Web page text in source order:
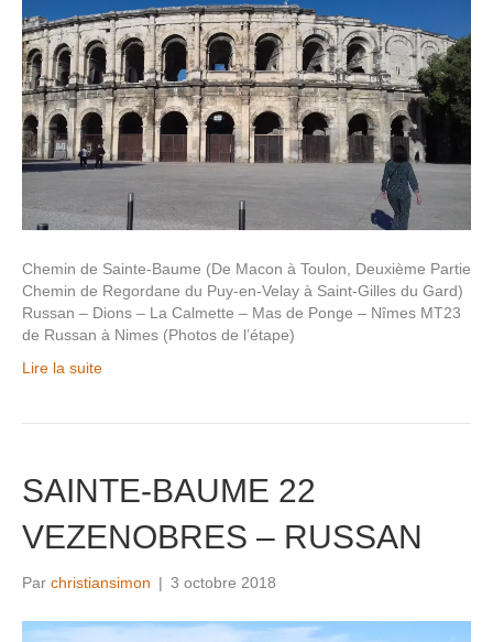
Chemin de Sainte-Baume (De Macon à Toulon, Deuxième Partie
Chemin de Regordane du Puy-en-Velay à Saint-Gilles du Gard)
Russan – Dions – La Calmette – Mas de Ponge – Nîmes MT23
de Russan à Nimes (Photos de l’étape)
Lire la suite
SAINTE-BAUME 22
VEZENOBRES – RUSSAN
Par christiansimon | 3 octobre 2018